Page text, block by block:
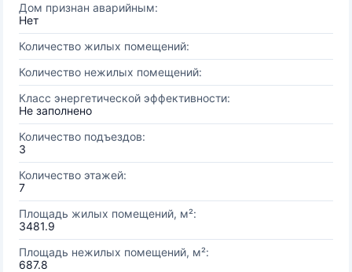
Дом признан аварийным:
Нет
Количество жилых помещений:
Количество нежилых помещений:
Класс энергетической эффективности:
Не заполнено
Количество подъездов:
3
Количество этажей:
7
Площадь жилых помещений, м²:
3481.9
Площадь нежилых помещений, м²:
687.8